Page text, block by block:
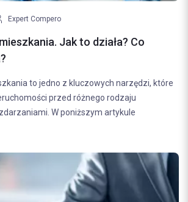
Expert Compero
Jak to działa? Co
to jedno z kluczowych narzędzi, które
przed różnego rodzaju
W poniższym artykule